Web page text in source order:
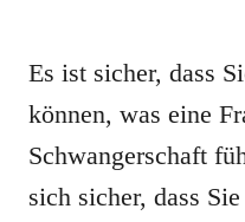
Es ist sicher, dass
können, was eine
Schwangerschaft
sich sicher, dass